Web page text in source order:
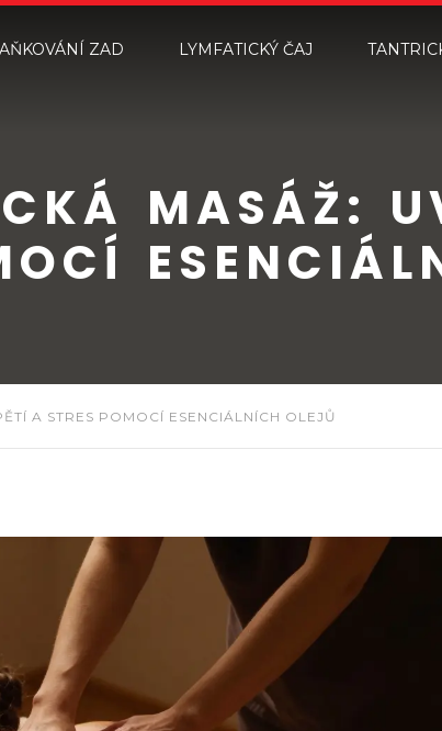
ZAD LYMFATICKÝ ČAJ
MASÁŽ:
A STRES POMOCÍ ESENCIÁLNÍCH OLEJŮ